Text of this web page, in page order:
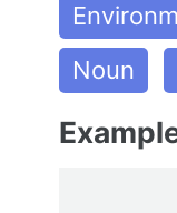
Noun